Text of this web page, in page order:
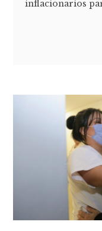
inflacionarios